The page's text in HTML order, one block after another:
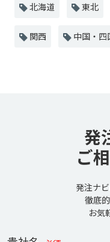
北海道 東北
関西 中国・四
発
ご
発注ナ
徹底
お気